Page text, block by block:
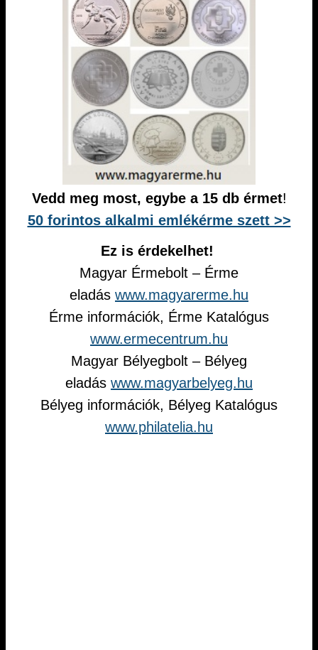
Vedd meg most, egybe a 15 db érmet!
50 forintos alkalmi emlékérme szett >>
Ez is érdekelhet!
Magyar Érmebolt – Érme
eladás www.magyarerme.hu
Érme információk, Érme Katalógus
www.ermecentrum.hu
Magyar Bélyegbolt – Bélyeg
eladás www.magyarbelyeg.hu
Bélyeg információk, Bélyeg Katalógus
www.philatelia.hu